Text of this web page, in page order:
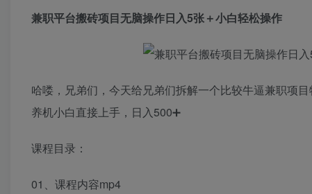
兼职平台搬砖项目无脑操作日入5张＋小白轻松操作
哈喽，兄弟们，今天给兄弟们拆解一个比较牛逼兼职项
养机小白直接上手，日入500➕
课程目录：
01、课程内容mp4